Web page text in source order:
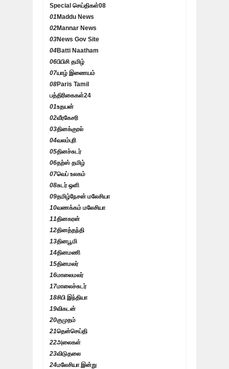
Special செய்திகள்08
01 Maddu News
02Mannar News
03News Gov Site
04Batti Naatham
06பிபிசி தமிழ்
07யாழ் இணையம்
08Paris Tamil
பத்திரிகைகள்24
01உதயன்
02வீரகேசரி
03தினக்குரல்
04வலம்புரி
05தினச்சுடர்
06தற்ஸ் தமிழ்
07வெப் உலகம்
08சுடர் ஒளி
09தமிழ்நேசன் மலேசியா
10வணக்கம் மலேசியா
11தினகரன்
12தினத்தந்தி
13தினபூமி
14தினமணி
15தினமலர்
16மாலைமலர்
17மாலைச்சுடர்
18சிபி இந்தியா
19விகடன்
20குமுதம்
21தென்செய்தி
22அலைகள்
23விடுதலை
24மலேசியா இன்று